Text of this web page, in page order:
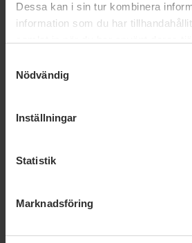
Dessa kan i sin tur kombinera
information som du har
Nödvändig
Inställningar
Statistik
Marknadsföring
3 augusti 2026
Pride är över – nu
Earth Overshoot Day: